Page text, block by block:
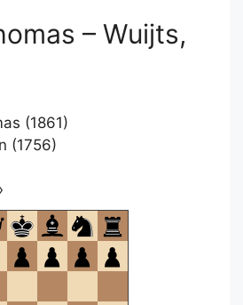
– Wuijts,
(1861)
(1756)
om
te
openen.